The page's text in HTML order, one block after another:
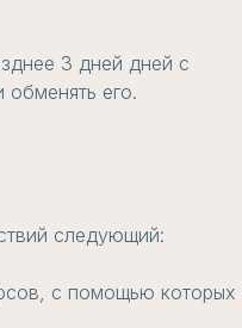
3 дней дней с
его.
следующий:
с помощью которых